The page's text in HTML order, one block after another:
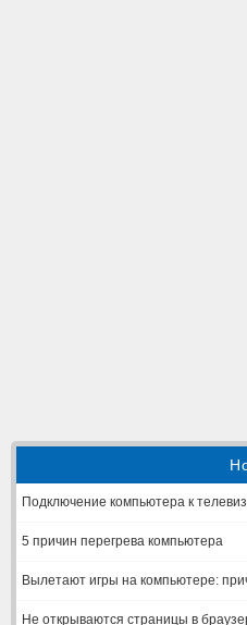
Подключение компьютера к
5 причин перегрева компьютера
Вылетают игры на компьютере:
Не открываются страницы в